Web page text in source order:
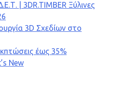
| 3DR.TIMBER Ξύλινες
3D Σχεδίων στο
έως 35%
New